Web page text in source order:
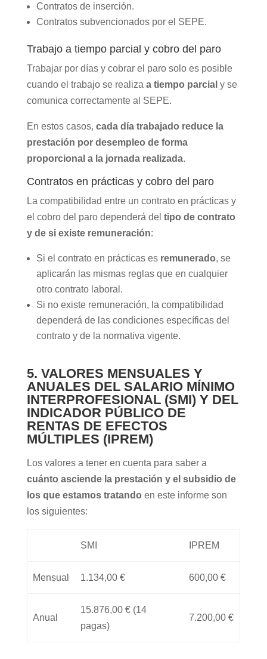
Contratos de inserción.
Contratos subvencionados por el SEPE.
Trabajo a tiempo parcial y cobro del paro
Trabajar por días y cobrar el paro solo es posible
cuando el trabajo se realiza a tiempo parcial y se
comunica correctamente al SEPE.
En estos casos, cada día trabajado reduce la
prestación por desempleo de forma
proporcional a la jornada realizada.
Contratos en prácticas y cobro del paro
La compatibilidad entre un contrato en prácticas y
el cobro del paro dependerá del tipo de contrato
y de si existe remuneración:
Si el contrato en prácticas es remunerado, se
aplicarán las mismas reglas que en cualquier
otro contrato laboral.
Si no existe remuneración, la compatibilidad
dependerá de las condiciones específicas del
contrato y de la normativa vigente.
5. VALORES MENSUALES Y
ANUALES DEL SALARIO MÍNIMO
INTERPROFESIONAL (SMI) Y DEL
INDICADOR PÚBLICO DE
RENTAS DE EFECTOS
MÚLTIPLES (IPREM)
Los valores a tener en cuenta para saber a
cuánto asciende la prestación y el subsidio de
los que estamos tratando en este informe son
los siguientes:
SMI IPREM
Mensual 1.134,00 € 600,00 €
Anual
15.876,00 € (14
pagas)
7.200,00 €